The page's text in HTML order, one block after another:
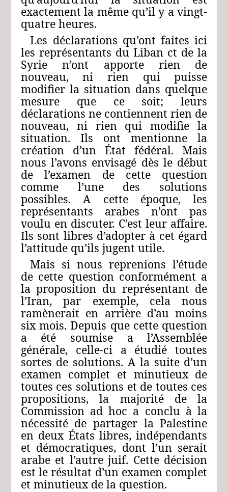
exactement la même qu’il y a vingt-
quatre heures.
Les déclarations qu’ont faites ici
les représentants du Liban ct de la
Syrie n’ont apporte rien de
nouveau, ni rien qui puisse
modifier la situation dans quelque
mesure que ce soit; leurs
déclarations ne contiennent rien de
nouveau, ni rien qui modifie la
situation. Ils ont mentionne la
création d’un État fédéral. Mais
nous l’avons envisagé dès le début
de l’examen de cette question
comme l’une des solutions
possibles. A cette époque, les
représentants arabes n’ont pas
voulu en discuter. C’est leur affaire.
Ils sont libres d’adopter à cet égard
l’attitude qu’ils jugent utile.
Mais si nous reprenions l’étude
de cette question conformément a
la proposition du représentant de
l’Iran, par exemple, cela nous
ramènerait en arrière d’au moins
six mois. Depuis que cette question
a été soumise a l’Assemblée
générale, celle-ci a étudié toutes
sortes de solutions. A la suite d’un
examen complet et minutieux de
toutes ces solutions et de toutes ces
propositions, la majorité de la
Commission ad hoc a conclu à la
nécessité de partager la Palestine
en deux États libres, indépendants
et démocratiques, dont l’un serait
arabe et l’autre juif. Cette décision
est le résultat d’un examen complet
et minutieux de la question.